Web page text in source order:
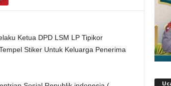
Ketua DPD LSM LP Tipikor
Stiker Untuk Keluarga Penerima